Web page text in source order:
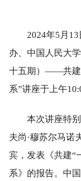
2024年5月
办、中国人民大
十五期）——共建
系”讲座于上午
本次讲座特
夫尚·穆苏尔马诺
宾，发表《共建“
系》的报告。中